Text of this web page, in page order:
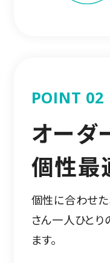
POINT 02
オーダ
個性最
個性に合わせ
さん一人ひとり
ます。